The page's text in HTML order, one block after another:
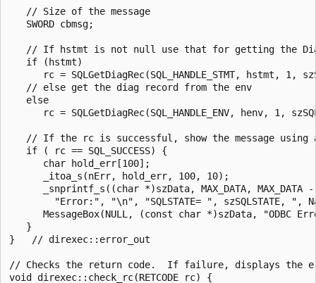
   // Size of the message
   SWORD cbmsg;
// If hstmt is not null use that for getting the
   if (hstmt)
rc = SQLGetDiagRec(SQL_HANDLE_STMT, hstmt, 1,
   // else get the diag record from the env
   else
rc = SQLGetDiagRec(SQL_HANDLE_ENV, henv, 1,
// If the rc is successful, show the message using
   if ( rc == SQL_SUCCESS) {
      char hold_err[100];
      _itoa_s(nErr, hold_err, 100, 10);
_snprintf_s((char *)szData, MAX_DATA, MAX_DATA
"Error:", "\n", "SQLSTATE= ", szSQLSTATE, ",
MessageBox(NULL, (const char *)szData, "ODBC
   }
}   // direxec::error_out
// Checks the return code.  If failure, displays the
void direxec::check_rc(RETCODE rc) {